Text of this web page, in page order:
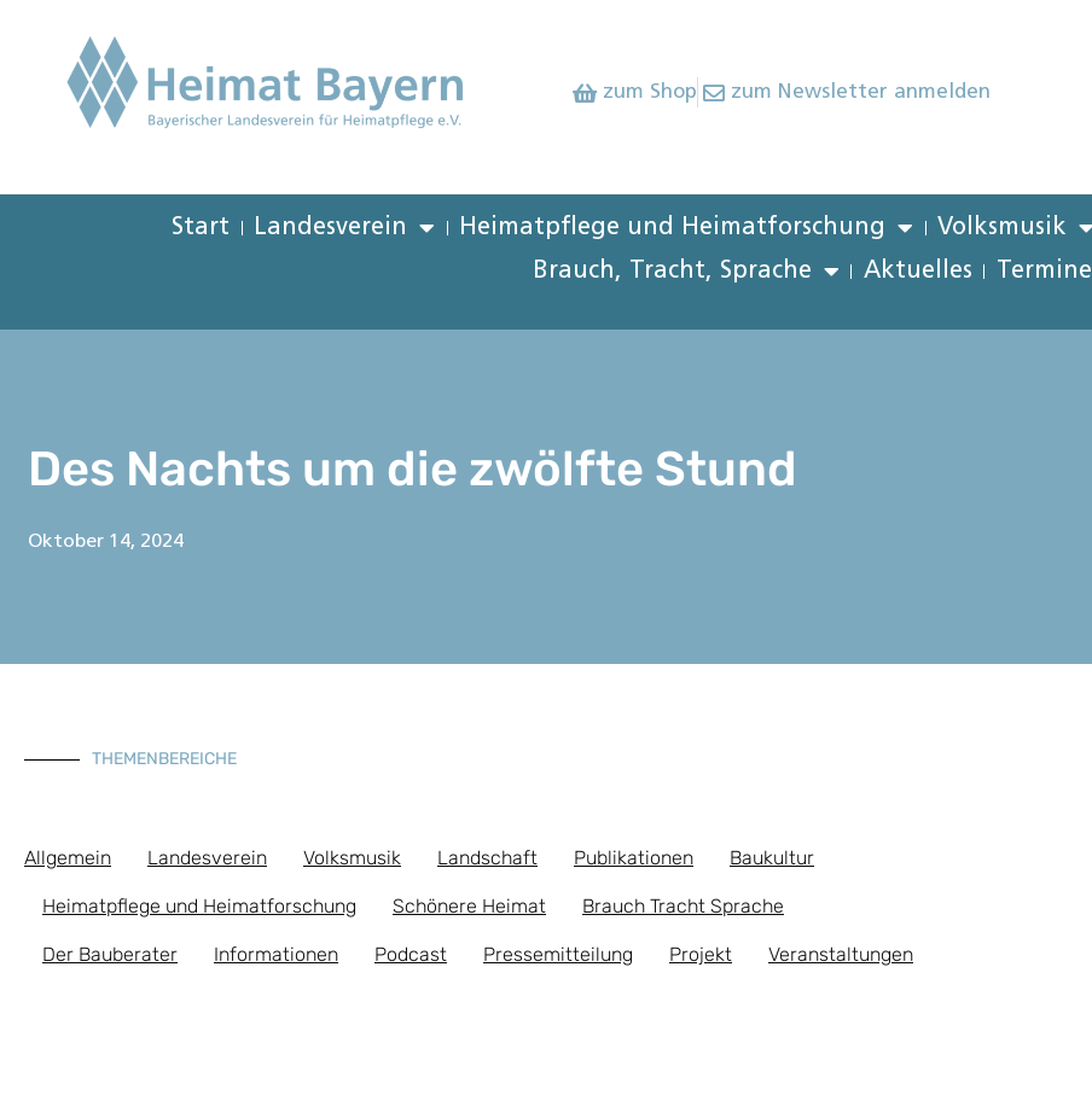
zum Shop zum Newsletter anmelden
Start Landesverein Heimatpflege und Heimatforschung Volksmusik
Brauch, Tracht, Sprache
Aktuelles Termine
Des Nachts um die zwölfte Stund
Oktober 14, 2024
THEMENBEREICHE
Allgemein Landesverein Volksmusik Landschaft Publikationen Baukultur
Heimatpflege und Heimatforschung Schönere Heimat Brauch Tracht Sprache
Der Bauberater Informationen Podcast Pressemitteilung Projekt Veranstaltungen